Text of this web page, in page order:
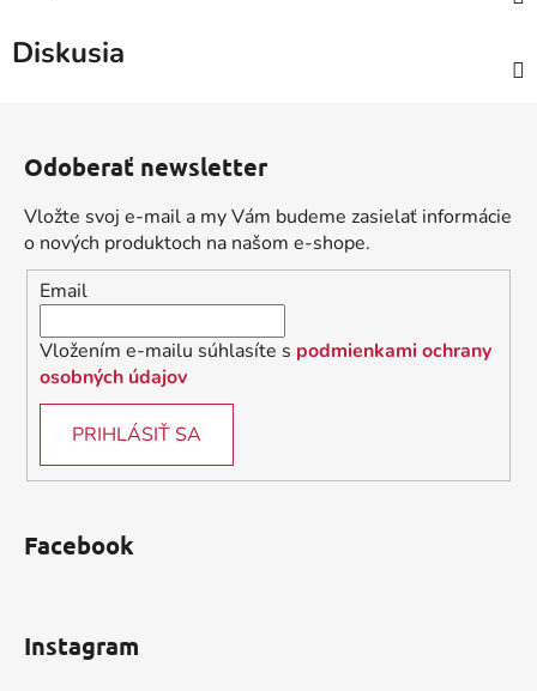
Diskusia
Odoberať newsletter
Vložte svoj e-mail a my Vám budeme zasielať informácie
o nových produktoch na našom e-shope.
Email
Vložením e-mailu súhlasíte s podmienkami ochrany
osobných údajov
PRIHLÁSIŤ SA
Facebook
Instagram